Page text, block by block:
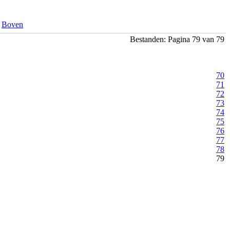
Boven
Bestanden: Pagina 79 van 79
70
71
72
73
74
75
76
77
78
79